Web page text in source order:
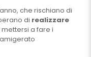
che rischiano di
di realizzare
a fare i